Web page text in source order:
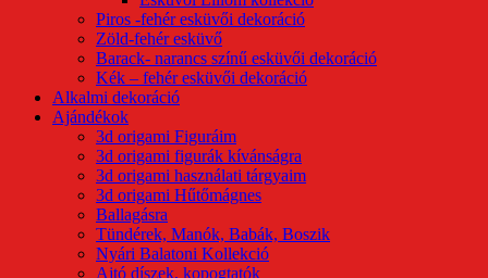
Piros -fehér esküvői dekoráció
Zöld-fehér esküvő
Barack- narancs színű esküvői dekoráció
Kék – fehér esküvői dekoráció
Alkalmi dekoráció
Ajándékok
3d origami Figuráim
3d origami figurák kívánságra
3d origami használati tárgyaim
3d origami Hűtőmágnes
Ballagásra
Tündérek, Manók, Babák, Boszik
Nyári Balatoni Kollekció
Ajtó díszek, kopogtatók